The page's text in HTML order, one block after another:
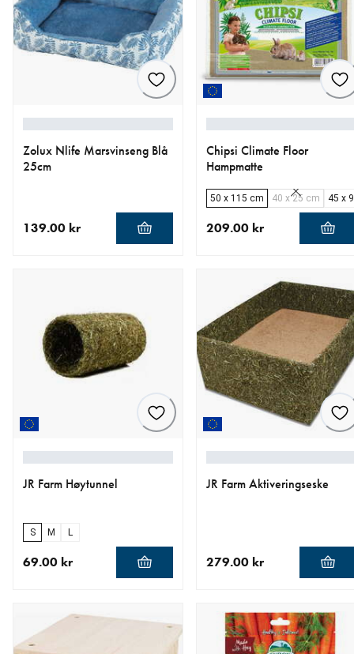
Zolux Nlife Marsvinseng Blå
25cm
139.00 kr
Chipsi Climate Floor
Hampmatte
50 x 115 cm 40 x 25 cm 45 x
209.00 kr
JR Farm Høytunnel
S M L
69.00 kr
JR Farm Aktiveringseske
279.00 kr